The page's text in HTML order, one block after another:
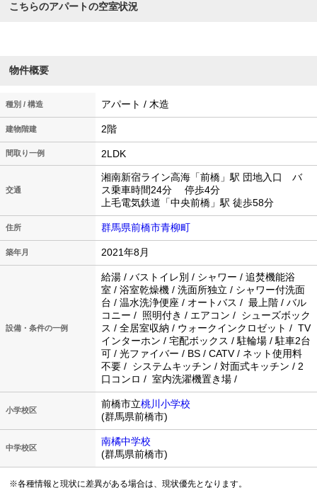
こちらのアパートの空室状況
物件概要
種別 / 構造 アパート / 木造
建物階建 2階
間取り一例 2LDK
交通
湘南新宿ライン高海「前橋」駅 団地入口 バ
ス乗車時間24分 停歩4分
上毛電気鉄道「中央前橋」駅 徒歩58分
住所 群馬県前橋市青柳町
築年月 2021年8月
設備・条件の一例
給湯 / バストイレ別 / シャワー / 追焚機能浴
室 / 浴室乾燥機 / 洗面所独立 / シャワー付洗面
台 / 温水洗浄便座 / オートバス / 最上階 / バル
コニー / 照明付き / エアコン / シューズボック
ス / 全居室収納 / ウォークインクロゼット / TV
インターホン / 宅配ボックス / 駐輪場 / 駐車2台
可 / 光ファイバー / BS / CATV / ネット使用料
不要 / システムキッチン / 対面式キッチン / 2
口コンロ / 室内洗濯機置き場 /
小学校区
前橋市立桃川小学校
(群馬県前橋市)
中学校区
南橘中学校
(群馬県前橋市)
※各種情報と現状に差異がある場合は、現状優先となります。